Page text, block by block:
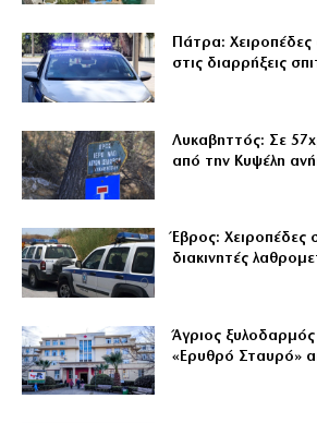
Πάτρα:
στις διαρρήξεις
Λυκαβηττός: Σε
από την Κυψέλη
Έβρος: Χειροπέδες
διακινητές
Άγριος
«Ερυθρό Σταυρό»